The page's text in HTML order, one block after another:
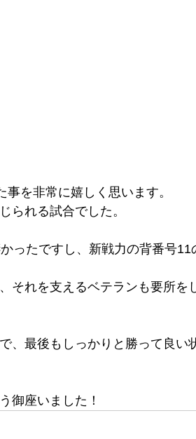
を非常に嬉しく思います。
られる試合でした。
ったですし、新戦力の背番号11
それを支えるベテランも要所を
、最後もしっかりと勝って良い
御座いました！